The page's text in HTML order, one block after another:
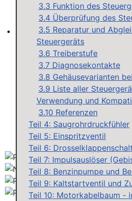
Workshops D-Jetr 20.6.(ER)/
3.3 Funktion des
3.4 Überprüfung des
3.5 Reparatur und
Steuergeräts
3.6 Treiberstufe
3.7 Diagnosekontakte
3.8 Gehäusevarianten
3.9 Liste aller
Verwendung und
3.10 Referenzen
Teil 4: Saugrohrdruckfühler
Teil 5: Einspritzventil
Teil 6:
Teil 7: Impulsauslöser
Teil 8: Benzinpumpe und
Teil 9: Kaltstartventil und
Teil 10: Motorkabelbaum -